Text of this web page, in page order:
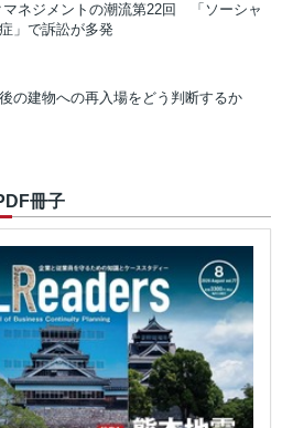
ネジメントの潮流第22回 「ソーシャ
」で訴訟が多発
の建物への再入場をどう判断するか
冊子